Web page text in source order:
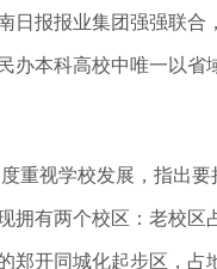
日报报业集团强强联合
办本科高校中唯一以省
重视学校发展，指出
拥有两个校区：老校
郑开同城化起步区，占